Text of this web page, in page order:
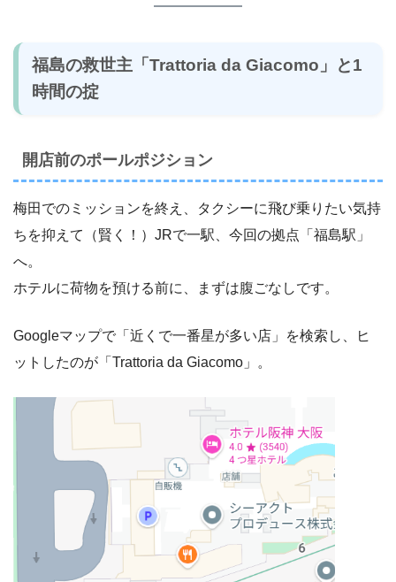
福島の救世主「Trattoria da Giacomo」と1
時間の掟
開店前のポールポジション
梅田でのミッションを終え、タクシーに飛び乗りたい気持
ちを抑えて（賢く！）JRで一駅、今回の拠点「福島駅」
へ。
ホテルに荷物を預ける前に、まずは腹ごなしです。
Googleマップで「近くで一番星が多い店」を検索し、ヒ
ットしたのが「Trattoria da Giacomo」。